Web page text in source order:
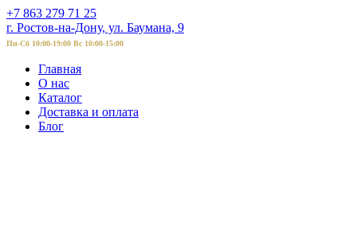
+7 863 279 71 25
г. Ростов-на-Дону, ул. Баумана, 9
Пн-Сб 10:00-19:00 Вс 10:00-15:00
Главная
О нас
Каталог
Доставка и оплата
Блог